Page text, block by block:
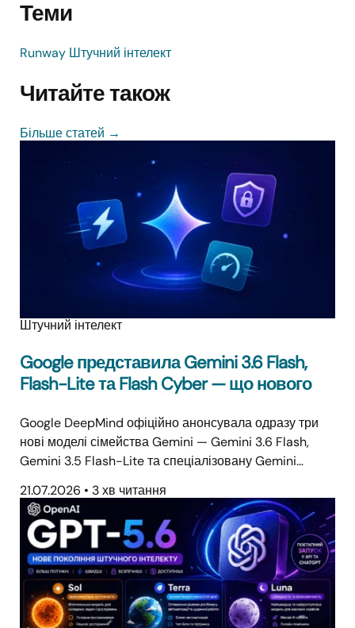
Теми
Runway Штучний інтелект
Читайте також
Більше статей →
Штучний інтелект
Google представила Gemini 3.6 Flash,
Flash-Lite та Flash Cyber — що нового
Google DeepMind офіційно анонсувала одразу три
нові моделі сімейства Gemini — Gemini 3.6 Flash,
Gemini 3.5 Flash-Lite та спеціалізовану Gemini…
21.07.2026 • 3 хв читання